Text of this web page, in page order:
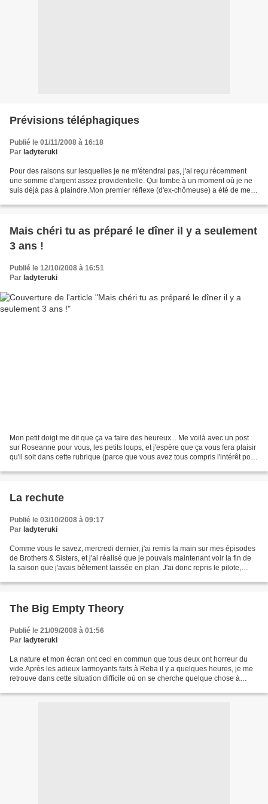
Prévisions téléphagiques
Publié le 01/11/2008 à 16:18
Par ladyteruki
Pour des raisons sur lesquelles je ne m'étendrai pas, j'ai reçu récemment
une somme d'argent assez providentielle. Qui tombe à un moment où je ne
suis déjà pas à plaindre.Mon premier réflexe (d'ex-chômeuse) a été de me
Mais chéri tu as préparé le dîner il y a seulement
3 ans !
Publié le 12/10/2008 à 16:51
Par ladyteruki
Mon petit doigt me dit que ça va faire des heureux... Me voilà avec un post
sur Roseanne pour vous, les petits loups, et j'espère que ça vous fera plaisir
qu'il soit dans cette rubrique (parce que vous avez tous compris l'intérêt pour
La rechute
Publié le 03/10/2008 à 09:17
Par ladyteruki
Comme vous le savez, mercredi dernier, j'ai remis la main sur mes épisodes
de Brothers & Sisters, et j'ai réalisé que je pouvais maintenant voir la fin de
la saison que j'avais bêtement laissée en plan. J'ai donc repris le pilote,
The Big Empty Theory
Publié le 21/09/2008 à 01:56
Par ladyteruki
La nature et mon écran ont ceci en commun que tous deux ont horreur du
vide.Après les adieux larmoyants faits à Reba il y a quelques heures, je me
retrouve dans cette situation difficile où on se cherche quelque chose à